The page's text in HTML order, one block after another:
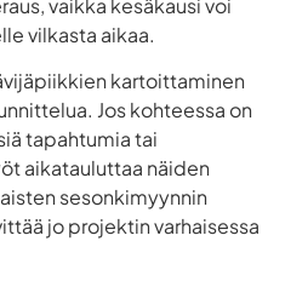
vaikka kesäkausi voi
vilkasta aikaa.
kartoittaminen
Jos kohteessa on
tapahtumia tai
aikatauluttaa näiden
sesonkimyynnin
jo projektin varhaisessa